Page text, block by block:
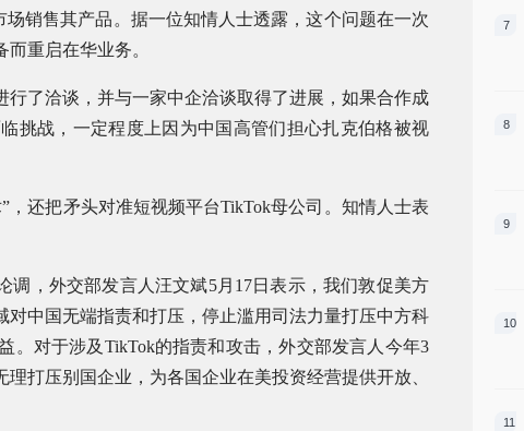
销售其产品。据一位知情人士透露，这个问题在一次
重启在华业务。
了洽谈，并与一家中企洽谈取得了进展，如果合作成
挑战，一定程度上因为中国高管们担心扎克伯格被视
还把矛头对准短视频平台TikTok母公司。知情人士表
调，外交部发言人汪文斌5月17日表示，我们敦促美方
中国无端指责和打压，停止滥用司法力量打压中方科
。对于涉及TikTok的指责和攻击，外交部发言人今年3
打压别国企业，为各国企业在美投资经营提供开放、
7
8
9
10
11